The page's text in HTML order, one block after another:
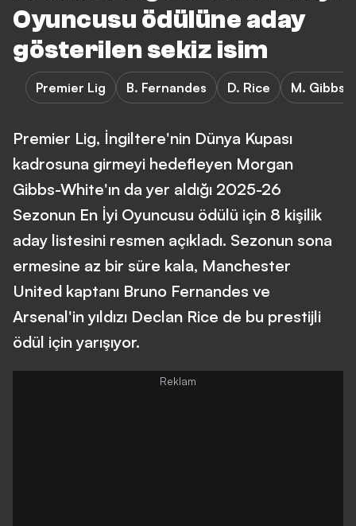
Oyuncusu ödülüne aday
gösterilen sekiz isim
Premier Lig B. Fernandes D. Rice M. Gibbs-
Premier Lig, İngiltere'nin Dünya Kupası
kadrosuna girmeyi hedefleyen Morgan
Gibbs-White'ın da yer aldığı 2025-26
Sezonun En İyi Oyuncusu ödülü için 8 kişilik
aday listesini resmen açıkladı. Sezonun sona
ermesine az bir süre kala, Manchester
United kaptanı Bruno Fernandes ve
Arsenal'in yıldızı Declan Rice de bu prestijli
ödül için yarışıyor.